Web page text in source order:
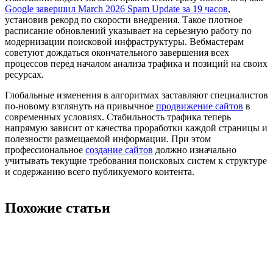
Google завершил March 2026 Spam Update за 19 часов,
установив рекорд по скорости внедрения. Такое плотное
расписание обновлений указывает на серьезную работу по
модернизации поисковой инфраструктуры. Вебмастерам
советуют дождаться окончательного завершения всех
процессов перед началом анализа трафика и позиций на своих
ресурсах.
Глобальные изменения в алгоритмах заставляют специалистов
по-новому взглянуть на привычное продвижение сайтов в
современных условиях. Стабильность трафика теперь
напрямую зависит от качества проработки каждой страницы и
полезности размещаемой информации. При этом
профессиональное создание сайтов должно изначально
учитывать текущие требования поисковых систем к структуре
и содержанию всего публикуемого контента.
Похожие статьи